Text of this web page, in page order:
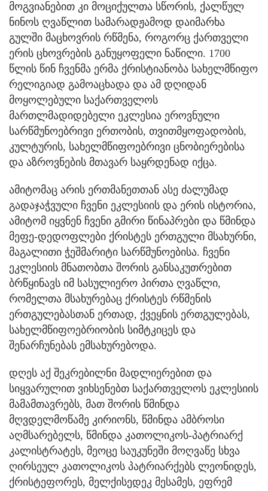
მოგვიანებით კი მოციქულთა სწორის, ქალწულ
ნინოს ღვაწლით სამარადჟამოდ დაიმარხა
გულში მაცხოვრის რწმენა, როგორც ქართველი
ერის ცხოვრების განუყოფელი ნაწილი. 1700
წლის წინ ჩვენმა ერმა ქრისტიანობა სახელმწიფო
რელიგიად გამოაცხადა და ამ დღიდან
მოყოლებული საქართველოს
მართლმადიდებელი ეკლესია ეროვნული
სარწმუნოებრივი ერთობის, თვითმყოფადობის,
კულტურის, სახელმწიფოებრივი ცნობიერებისა
და აზროვნების მთავარ საყრდენად იქცა.
ამიტომაც არის ერთმანეთთან ასე ძალუმად
გადაჯაჭვული ჩვენი ეკლესიის და ერის ისტორია,
ამიტომ იყვნენ ჩვენი გმირი წინაპრები და წმინდა
მეფე-დედოფლები ქრისტეს ერთგული მსახურნი,
მაგალითი ჭეშმარიტი სარწმუნოებისა. ჩვენი
ეკლესიის მნათობთა შორის განსაკუთრებით
ბრწყინავს იმ სასულიერო პირთა ღვაწლი,
რომელთა მსახურებაც ქრისტეს რწმენის
ერთგულებასთან ერთად, ქვეყნის ერთგულებას,
სახელმწიფოებრიობის სიმტკიცეს და
შენარჩუნებას ემსახურებოდა.
დღეს აქ შეკრებილნი მადლიერებით და
სიყვარულით ვიხსენებთ საქართველოს ეკლესიის
მამამთავრებს, მათ შორის წმინდა
მღვდელმოწამე კირიონს, წმინდა ამბროსი
აღმსარებელს, წმინდა კათოლიკოს-პატრიარქ
კალისტრატეს, მეოცე საუკუნეში მოღვაწე სხვა
ღირსეულ კათოლიკოს პატრიარქებს ლეონიდეს,
ქრისტეფორეს, მელქისედეკ მესამეს, ეფრემ